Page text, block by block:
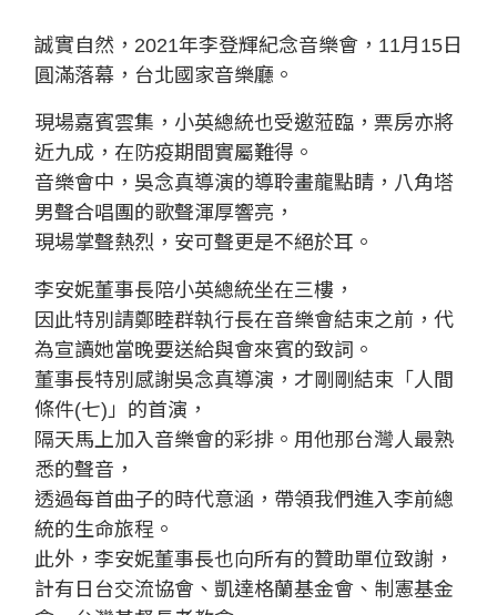
誠實自然，2021年李登輝紀念音樂會，11月15日
圓滿落幕，台北國家音樂廳。
現場嘉賓雲集，小英總統也受邀蒞臨，票房亦將
近九成，在防疫期間實屬難得。
音樂會中，吳念真導演的導聆畫龍點睛，八角塔
男聲合唱團的歌聲渾厚響亮，
現場掌聲熱烈，安可聲更是不絕於耳。
李安妮董事長陪小英總統坐在三樓，
因此特別請鄭睦群執行長在音樂會結束之前，代
為宣讀她當晚要送給與會來賓的致詞。
董事長特別感謝吳念真導演，才剛剛結束「人間
條件(七)」的首演，
隔天馬上加入音樂會的彩排。用他那台灣人最熟
悉的聲音，
透過每首曲子的時代意涵，帶領我們進入李前總
統的生命旅程。
此外，李安妮董事長也向所有的贊助單位致謝，
計有日台交流協會、凱達格蘭基金會、制憲基金